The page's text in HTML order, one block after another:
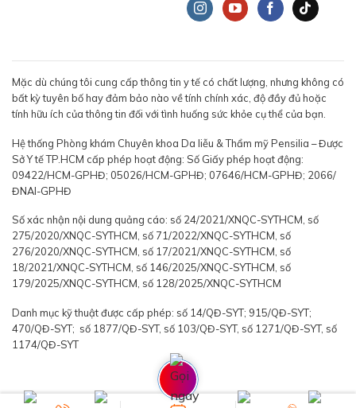
Mặc dù chúng tôi cung cấp thông tin y tế có chất lượng, nhưng không có
bất kỳ tuyên bố hay đảm bảo nào về tính chính xác, độ đầy đủ hoặc
tính hữu ích của thông tin đối với tình huống sức khỏe cụ thể của bạn.
Hệ thống Phòng khám Chuyên khoa Da liễu & Thẩm mỹ Pensilia – Được
Sở Y tế TP.HCM cấp phép hoạt động: Số Giấy phép hoạt động:
09422/HCM-GPHĐ; 05026/HCM-GPHĐ; 07646/HCM-GPHĐ; 2066/
ĐNAI-GPHĐ
Số xác nhận nội dung quảng cáo: số 24/2021/XNQC-SYTHCM, số
275/2020/XNQC-SYTHCM, số 71/2022/XNQC-SYTHCM, số
276/2020/XNQC-SYTHCM, số 17/2021/XNQC-SYTHCM, số
18/2021/XNQC-SYTHCM, số 146/2025/XNQC-SYTHCM, số
179/2025/XNQC-SYTHCM, số 128/2025/XNQC-SYTHCM
Danh mục kỹ thuật được cấp phép: số 14/QĐ-SYT; 915/QĐ-SYT;
470/QĐ-SYT; số 1877/QĐ-SYT, số 103/QĐ-SYT, số 1271/QĐ-SYT, số
1174/QĐ-SYT